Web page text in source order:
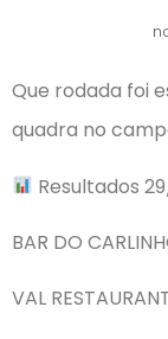
Que rodada foi
quadra no
Resultados
BAR DO
VAL